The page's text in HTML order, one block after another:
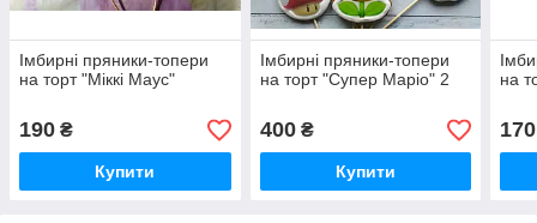
Імбирні пряники-топери
на торт "Міккі Маус"
190 ₴
Купити
Імбирні пряники-топери
на торт "Супер Маріо" 2
400₴
Купити
на
170